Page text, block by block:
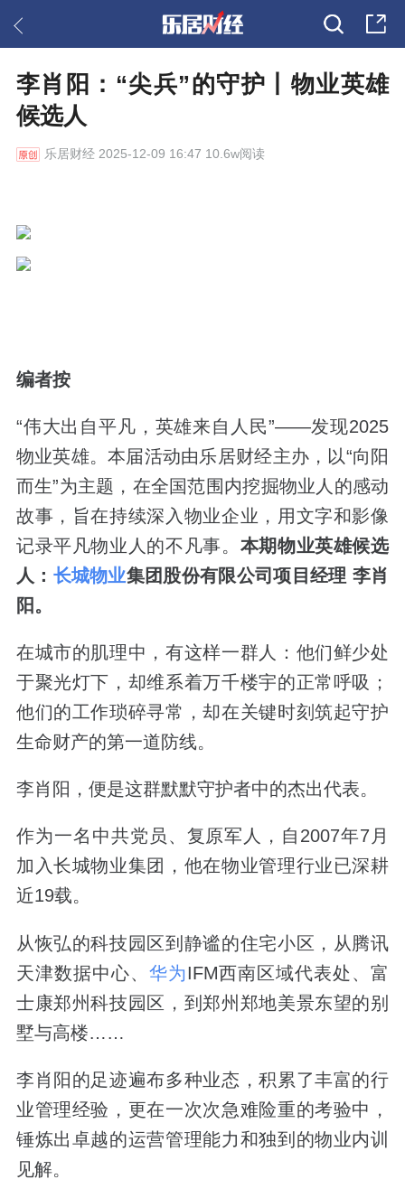
李肖阳：“尖兵”的守护丨物业英雄
候选人
乐居财经2025-12-09 16:47 10.6w阅读
编者按
“伟大出自平凡，英雄来自人民”——发现2025
物业英雄。本届活动由乐居财经主办，以“向阳
而生”为主题，在全国范围内挖掘物业人的感动
故事，旨在持续深入物业企业，用文字和影像
记录平凡物业人的不凡事。 本期物业英雄候选
人： 长城物业集团股份有限公司项目经理 李肖
阳 。
在城市的肌理中，有这样一群人：他们鲜少处
于聚光灯下，却维系着万千楼宇的正常呼吸；
他们的工作琐碎寻常，却在关键时刻筑起守护
生命财产的第一道防线。
李肖阳，便是这群默默守护者中的杰出代表。
作为一名中共党员、复原军人，自2007年7月
加入长城物业集团，他在物业管理行业已深耕
近19载。
从恢弘的科技园区到静谧的住宅小区，从腾讯
天津数据中心、 华为IFM西南区域代表处、富
士康郑州科技园区，到郑州郑地美景东望的别
墅与高楼……
李肖阳的足迹遍布多种业态，积累了丰富的行
业管理经验，更在一次次急难险重的考验中，
锤炼出卓越的运营管理能力和独到的物业内训
见解。